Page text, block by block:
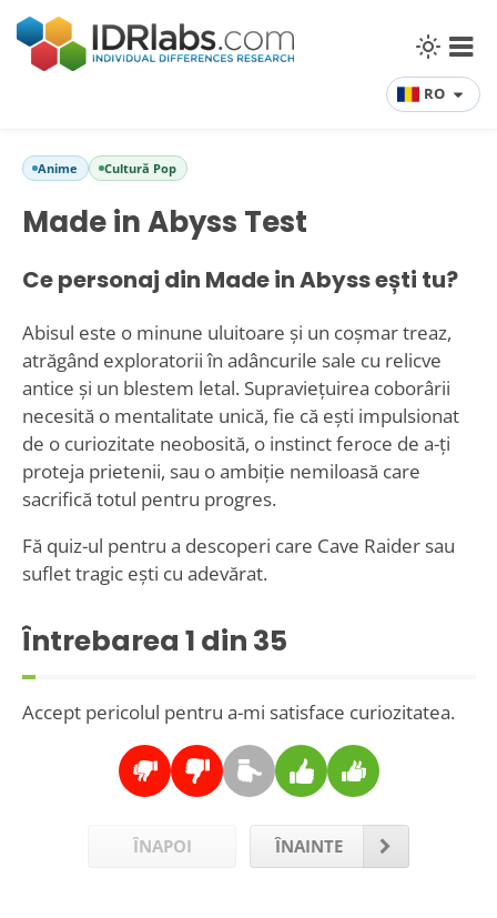
RO
Anime Cultură Pop
Made in Abyss Test
Ce personaj din Made in Abyss ești tu?
Abisul este o minune uluitoare și un coșmar treaz,
atrăgând exploratorii în adâncurile sale cu relicve
antice și un blestem letal. Supraviețuirea coborârii
necesită o mentalitate unică, fie că ești impulsionat
de o curiozitate neobosită, o instinct feroce de a-ți
proteja prietenii, sau o ambiție nemiloasă care
sacrifică totul pentru progres.
Fă quiz-ul pentru a descoperi care Cave Raider sau
suflet tragic ești cu adevărat.
Întrebarea 1 din 35
Accept pericolul pentru a-mi satisface curiozitatea.
ÎNAPOI ÎNAINTE